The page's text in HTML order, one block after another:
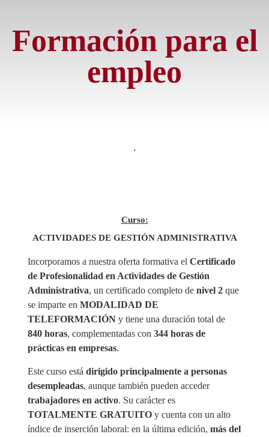
Formación para el
empleo
Curso:
ACTIVIDADES DE GESTIÓN ADMINISTRATIVA
Incorporamos a nuestra oferta formativa el Certificado
de Profesionalidad en Actividades de Gestión
Administrativa, un certificado completo de nivel 2 que
se imparte en MODALIDAD DE
TELEFORMACIÓN y tiene una duración total de
840 horas, complementadas con 344 horas de
prácticas en empresas.
Este curso está dirigido principalmente a personas
desempleadas, aunque también pueden acceder
trabajadores en activo. Su carácter es
TOTALMENTE GRATUITO y cuenta con un alto
índice de inserción laboral: en la última edición, más del